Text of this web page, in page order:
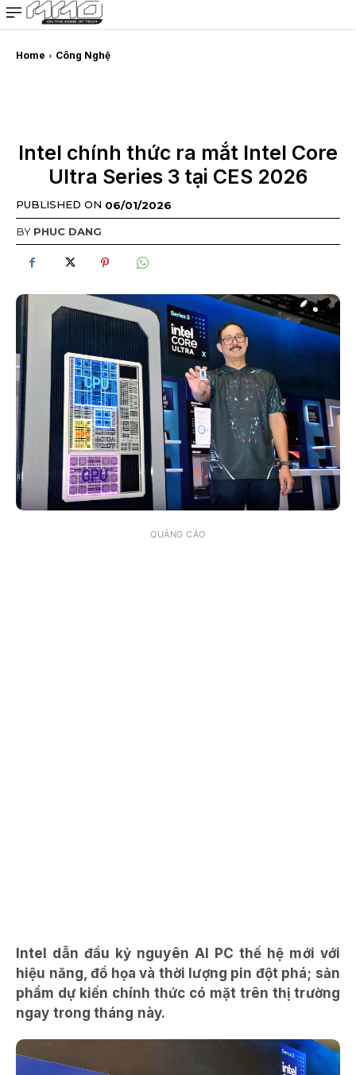
MMOSITE - Thông tin công nghệ
Bài viết nổi bật
Home Công Nghệ
Intel chính thức ra mắt Intel Core
Ultra Series 3 tại CES 2026
PUBLISHED ON 06/01/2026
BY PHUC DANG
QUẢNG CÁO
Intel dẫn đầu kỷ nguyên AI PC thế hệ mới với
hiệu năng, đồ họa và thời lượng pin đột phá; sản
phẩm dự kiến chính thức có mặt trên thị trường
ngay trong tháng này.